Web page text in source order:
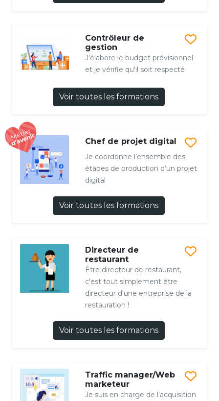
Contrôleur de
gestion
J'élabore le budget prévisionnel
et je vérifie qu'il soit respecté
Voir toutes les formations
Chef de projet digital
Je coordonne l’ensemble des
étapes de production d’un projet
digital
Voir toutes les formations
Directeur de
restaurant
Être directeur de restaurant,
c'est tout simplement être
directeur d'une entreprise de la
restauration !
Voir toutes les formations
Traffic manager/Web
marketeur
Je suis en charge de l'acquisition